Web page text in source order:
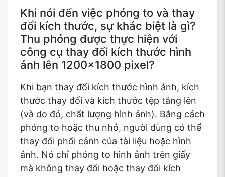
Khi nói đến việc phóng to và thay
đổi kích thước, sự khác biệt là gì?
Thu phóng được thực hiện với
công cụ thay đổi kích thước hình
ảnh lên 1200x1800 pixel?
Khi bạn thay đổi kích thước hình ảnh, kích
thước thay đổi và kích thước tệp tăng lên
(và do đó, chất lượng hình ảnh). Bằng cách
phóng to hoặc thu nhỏ, người dùng có thể
thay đổi phối cảnh của tài liệu hoặc hình
ảnh. Nó chỉ phóng to hình ảnh trên giấy
mà không thay đổi hoặc thay đổi kích